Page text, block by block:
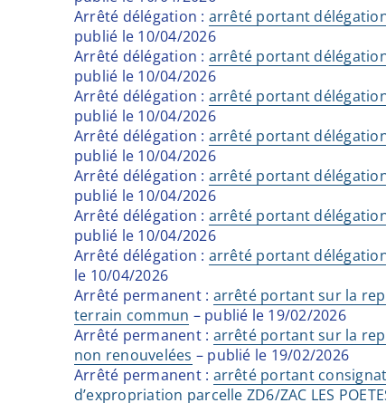
Arrêté délégation : arrêté portant
publié le 10/04/2026
Arrêté délégation : arrêté portant
publié le 10/04/2026
Arrêté délégation : arrêté portant
publié le 10/04/2026
Arrêté délégation : arrêté portant
publié le 10/04/2026
Arrêté délégation : arrêté portant
publié le 10/04/2026
Arrêté délégation : arrêté portant
publié le 10/04/2026
Arrêté délégation : arrêté portant
le 10/04/2026
Arrêté permanent : arrêté portant sur la
terrain commun – publié le 19/02/2026
Arrêté permanent : arrêté portant sur la
non renouvelées – publié le 19/02/2026
Arrêté permanent : arrêté portant
d’expropriation parcelle ZD6/ZAC LES